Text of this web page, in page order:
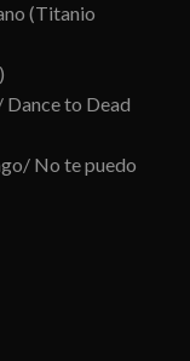
(Titanio
to Dead
No te puedo